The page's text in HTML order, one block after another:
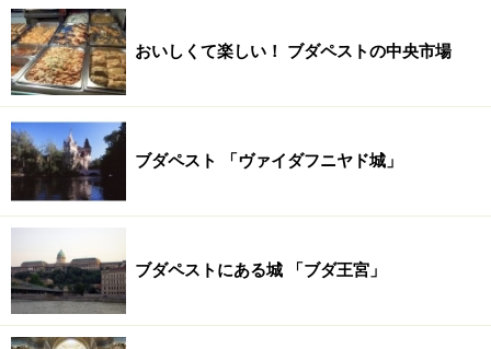
おいしくて楽しい！ ブダペストの中央市場
ブダペスト 「ヴァイダフニヤド城」
ブダペストにある城 「ブダ王宮」